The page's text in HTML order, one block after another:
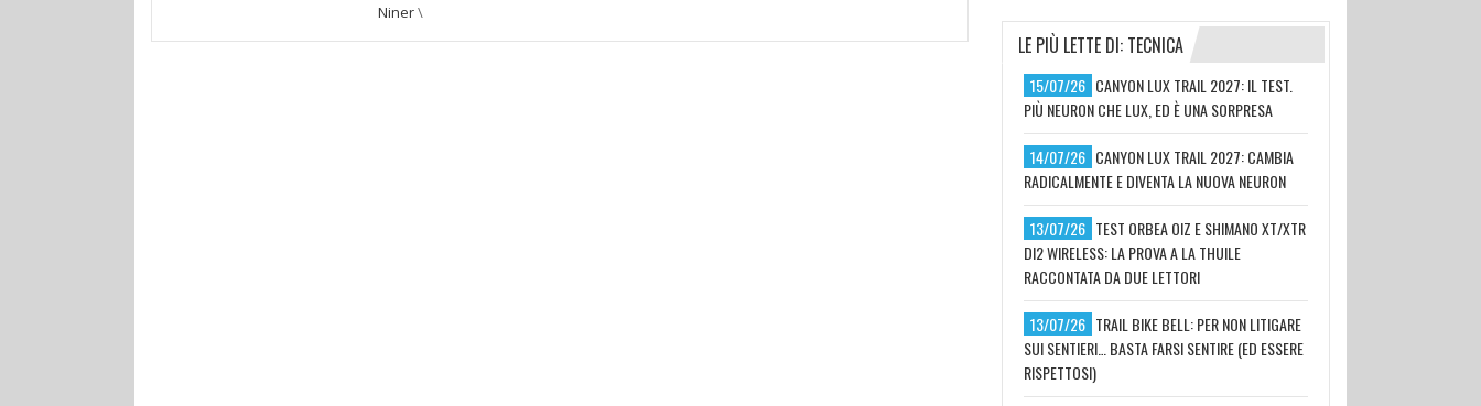
Niner\
LE PIÙ LETTE DI: TECNICA
15/07/26 CANYON LUX TRAIL 2027: IL TEST.
PIÙ NEURON CHE LUX, ED È UNA SORPRESA
14/07/26 CANYON LUX TRAIL 2027: CAMBIA
RADICALMENTE E DIVENTA LA NUOVA NEURON
13/07/26 TEST ORBEA OIZ E SHIMANO XT/XTR
DI2 WIRELESS: LA PROVA A LA THUILE
RACCONTATA DA DUE LETTORI
13/07/26 TRAIL BIKE BELL: PER NON LITIGARE
SUI SENTIERI… BASTA FARSI SENTIRE (ED ESSERE
RISPETTOSI)